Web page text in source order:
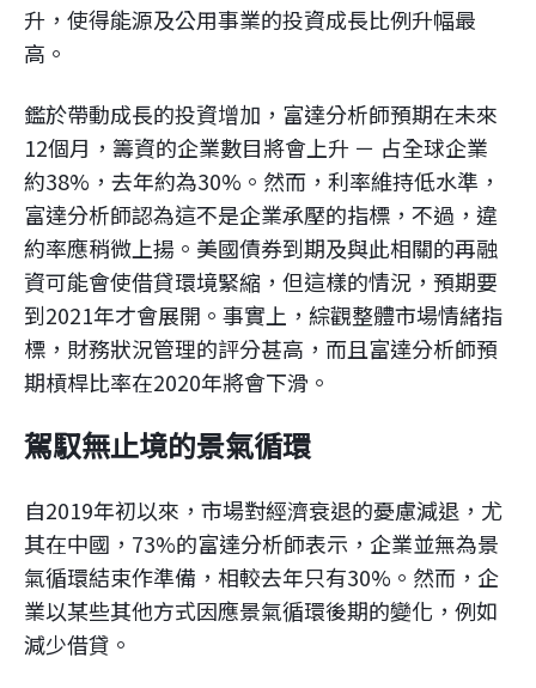
升，使得能源及公用事業的投資成長比例升幅最
高。
鑑於帶動成長的投資增加，富達分析師預期在未來
12個月，籌資的企業數目將會上升 － 占全球企業
約38%，去年約為30%。然而，利率維持低水準，
富達分析師認為這不是企業承壓的指標，不過，違
約率應稍微上揚。美國債券到期及與此相關的再融
資可能會使借貸環境緊縮，但這樣的情況，預期要
到2021年才會展開。事實上，綜觀整體市場情緒指
標，財務狀況管理的評分甚高，而且富達分析師預
期槓桿比率在2020年將會下滑。
駕馭無止境的景氣循環
自2019年初以來，市場對經濟衰退的憂慮減退，尤
其在中國，73%的富達分析師表示，企業並無為景
氣循環結束作準備，相較去年只有30%。然而，企
業以某些其他方式因應景氣循環後期的變化，例如
減少借貸。